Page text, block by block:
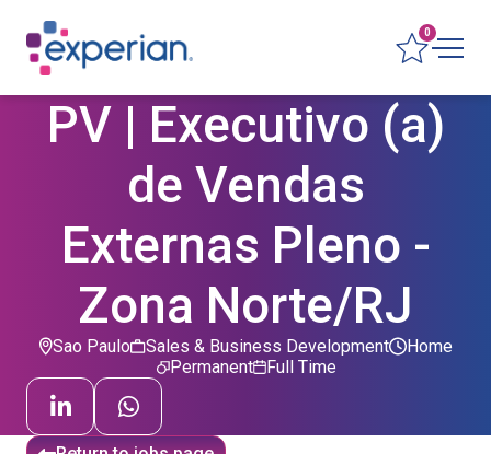
0
PV | Executivo (a)
de Vendas
Externas Pleno -
Zona Norte/RJ
Sao Paulo
Sales & Business Development
Permanent
Home
Full Time